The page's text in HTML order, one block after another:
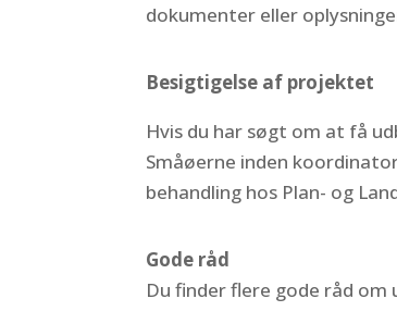
dokumenter eller
Besigtigelse af projektet
Hvis du har søgt om at få
Småøerne inden
behandling hos Plan- og
Gode råd
Du finder flere gode råd om